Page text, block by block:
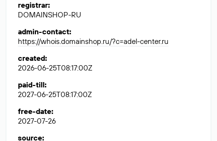
registrar:
DOMAINSHOP-RU
admin-contact:
https://whois.domainshop.ru/?c=adel-center.ru
created:
2026-06-25T08:17:00Z
paid-till:
2027-06-25T08:17:00Z
free-date:
2027-07-26
source: